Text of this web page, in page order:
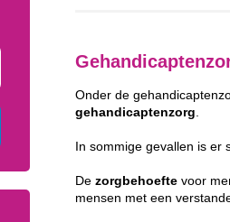
Onder de
gehandicaptenzorg
In sommige gevallen is er
Dezorgbehoefte voor
mensen met een